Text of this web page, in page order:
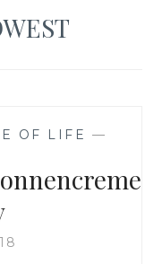
OF LIFE —